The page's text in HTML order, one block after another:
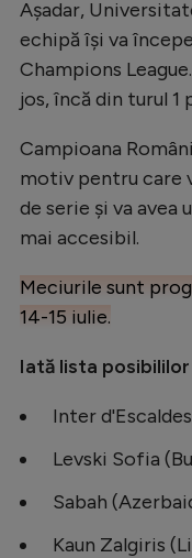
Așadar,
echipă își va
Champions
jos, încă din turul 1
Campioana
motiv pentru care
de serie și va avea
mai accesibil.
Meciurile sunt
14-15 iulie.
Iată lista
Inter
Levski Sofia
Sabah
Kaun Zalgiris